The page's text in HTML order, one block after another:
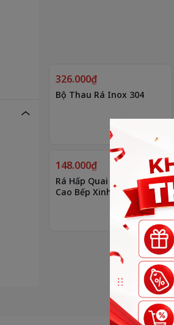
326.000₫
Bộ Thau Rá Inox 304
148.000₫
Rá Hấp Quai Xách Chân
Cao Bếp Xinh
Yêu thích